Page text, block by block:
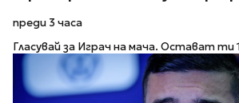
преди 3 часа
Гласувай за Играч на мача. Остават ти